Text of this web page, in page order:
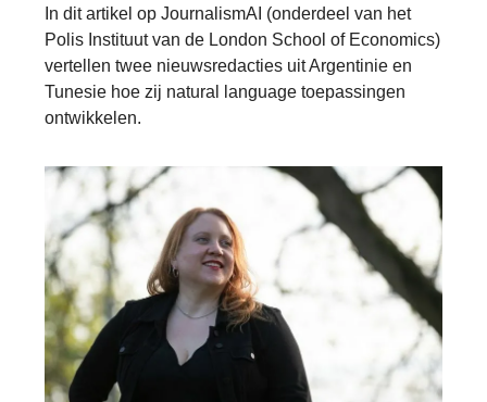
In dit artikel op JournalismAI (onderdeel van het
Polis Instituut van de London School of Economics)
vertellen twee nieuwsredacties uit Argentinie en
Tunesie hoe zij natural language toepassingen
ontwikkelen.